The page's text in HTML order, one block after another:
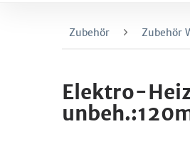
Zubehör Zubehör
Elektro-